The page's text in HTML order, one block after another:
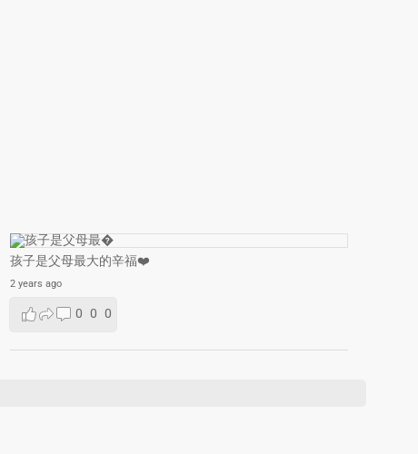
孩子是父母最大的辛福❤️
2 years ago
0 0 0